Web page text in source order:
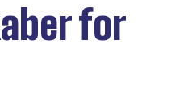
for